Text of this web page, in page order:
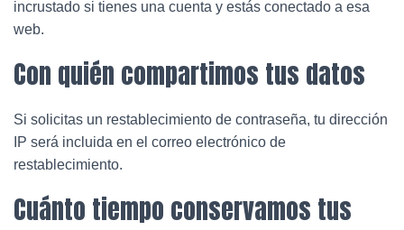
incrustado si tienes una cuenta y estás conectado a esa
web.
Con quién compartimos tus datos
Si solicitas un restablecimiento de contraseña, tu dirección
IP será incluida en el correo electrónico de
restablecimiento.
Cuánto tiempo conservamos tus